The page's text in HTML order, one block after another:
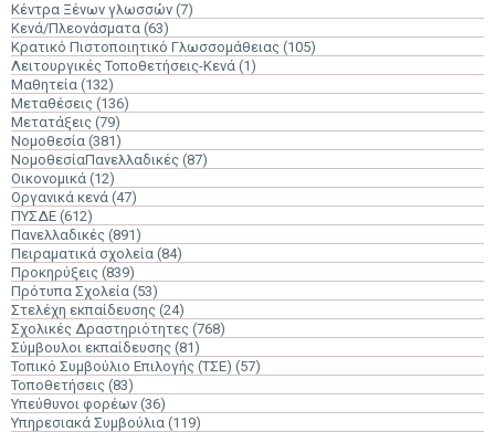
Κέντρα Ξένων γλωσσών (7)
Κενά/Πλεονάσματα (63)
Κρατικό Πιστοποιητικό Γλωσσομάθειας (105)
Λειτουργικές Τοποθετήσεις-Κενά (1)
Μαθητεία (132)
Μεταθέσεις (136)
Μετατάξεις (79)
Νομοθεσία (381)
ΝομοθεσίαΠανελλαδικές (87)
Οικονομικά (12)
Οργανικά κενά (47)
ΠΥΣΔΕ (612)
Πανελλαδικές (891)
Πειραματικά σχολεία (84)
Προκηρύξεις (839)
Πρότυπα Σχολεία (53)
Στελέχη εκπαίδευσης (24)
Σχολικές Δραστηριότητες (768)
Σύμβουλοι εκπαίδευσης (81)
Τοπικό Συμβούλιο Επιλογής (ΤΣΕ) (57)
Τοποθετήσεις (83)
Υπεύθυνοι φορέων (36)
Υπηρεσιακά Συμβούλια (119)